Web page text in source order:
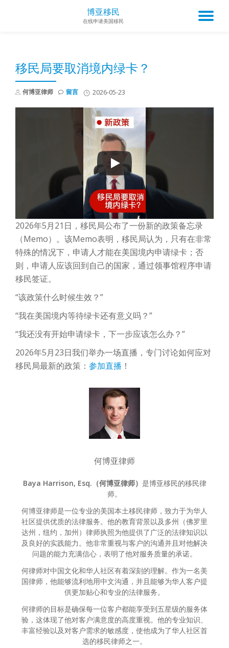
博亚移民
在线申请美国移民
移民局要取消境内绿卡？
何博亚律师 2026-05-23
留言
2026年5月21日，移民局公布了一份新的政策备忘录
（Memo）。该Memo表明，移民局认为，只有在非常
特殊的情况下，申请人才能在美国境内申请绿卡；否
则，申请人应该回到自己的国家，通过领事馆程序申请
移民签证。
“该政策什么时候生效？”
“我在美国境内等待绿卡还有意义吗？”
“我还没有开始申请绿卡，下一步应该怎么办？”
2026年5月23日我们举办一场直播，专门讨论如何应对
移民局最新的政策： 参加直播 ！
何博亚律师
Baya Harrison, Esq.（何博亚律师） 是博亚移民的移民律
师。
何博亚律师是一位专业的美国本土移民律师，致力于为华人
社区提供优质的法律服务。他的教育背景以及多州（佛罗里
达州，纽约，加州）律师执照为他提供了广泛的法律知识以
及良好的实践能力。他非常重视与客户的沟通并且对他解决
问题的能力充满信心，表明了他对服务质量的承诺。
何律师对中国文化和华人社区有着深刻的理解。作为一名美
国律师，他能够流利地用中文沟通，并且能够为华人客户提
供更加贴心和专业的法律服务。
何律师的目标是确保每一位客户都能享受到五星级的服务体
验，这体现了他对客户满意度的高度重视。他的专业知识、
丰富经验以及对客户需求的敏感度，使他成为了华人社区首
选的移民律师之一。